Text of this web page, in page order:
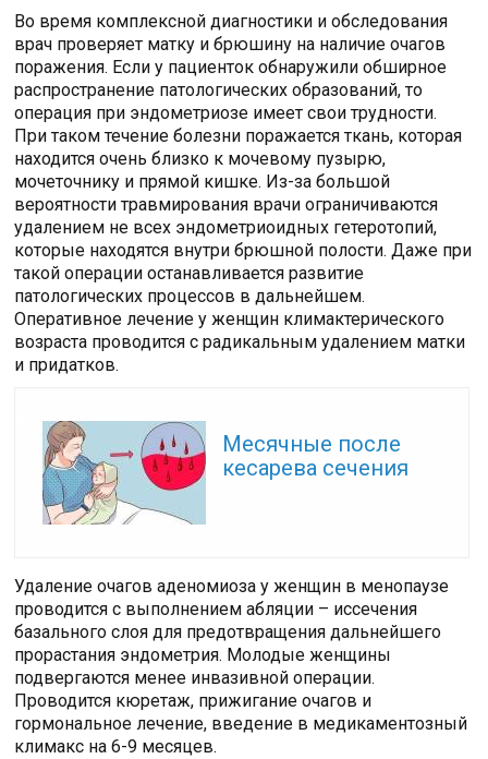
Во время комплексной диагностики и обследования
врач проверяет матку и брюшину на наличие очагов
поражения. Если у пациенток обнаружили обширное
распространение патологических образований, то
операция при эндометриозе имеет свои трудности.
При таком течение болезни поражается ткань, которая
находится очень близко к мочевому пузырю,
мочеточнику и прямой кишке. Из-за большой
вероятности травмирования врачи ограничиваются
удалением не всех эндометриоидных гетеротопий,
которые находятся внутри брюшной полости. Даже при
такой операции останавливается развитие
патологических процессов в дальнейшем.
Оперативное лечение у женщин климактерического
возраста проводится с радикальным удалением матки
и придатков.
Месячные после
кесарева сечения
Удаление очагов аденомиоза у женщин в менопаузе
проводится с выполнением абляции – иссечения
базального слоя для предотвращения дальнейшего
прорастания эндометрия. Молодые женщины
подвергаются менее инвазивной операции.
Проводится кюретаж, прижигание очагов и
гормональное лечение, введение в медикаментозный
климакс на 6-9 месяцев.